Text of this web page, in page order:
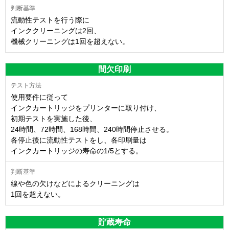
流動性テストを行う際に
インククリーニングは2回、
機械クリーニングは1回を超えない。
間欠印刷
使用要件に従って
インクカートリッジをプリンターに取り付け、
初期テストを実施した後、
24時間、72時間、168時間、240時間停止させる。
各停止後に流動性テストをし、各印刷量は
インクカートリッジの寿命の1/5とする。
線や色の欠けなどによるクリーニングは
1回を超えない。
貯蔵寿命